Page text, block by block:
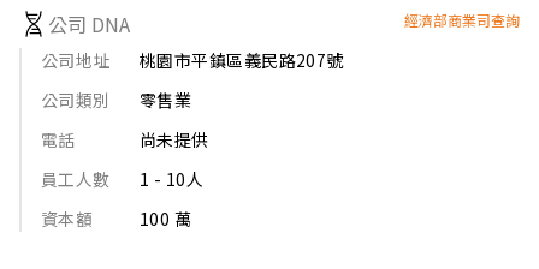
公司 DNA 經濟部商業司查詢
公司地址
桃園市平鎮區義民路207號
公司類別
零售業
電話
尚未提供
員工人數
1 - 10人
資本額
100 萬